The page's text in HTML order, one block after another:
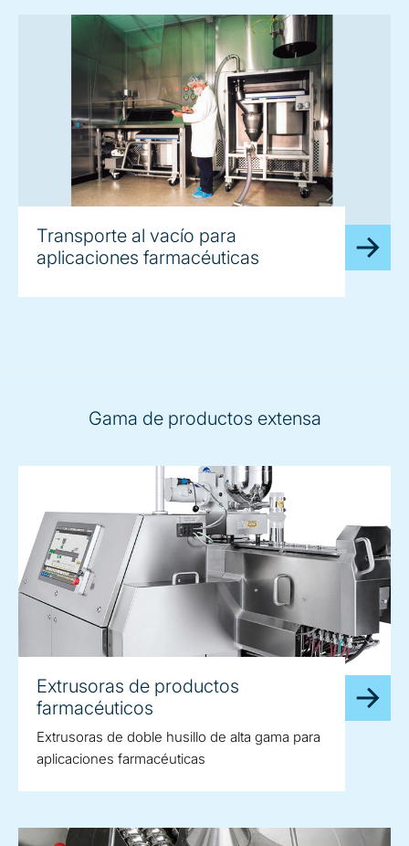
Transporte al vacío para
aplicaciones farmacéuticas
Gama de productos extensa
Extrusoras de productos
farmacéuticos
Extrusoras de doble husillo de alta gama para
aplicaciones farmacéuticas